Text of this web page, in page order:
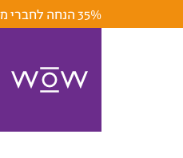
35% הנחה לחברי מועדון ומצטרפים חדשים |